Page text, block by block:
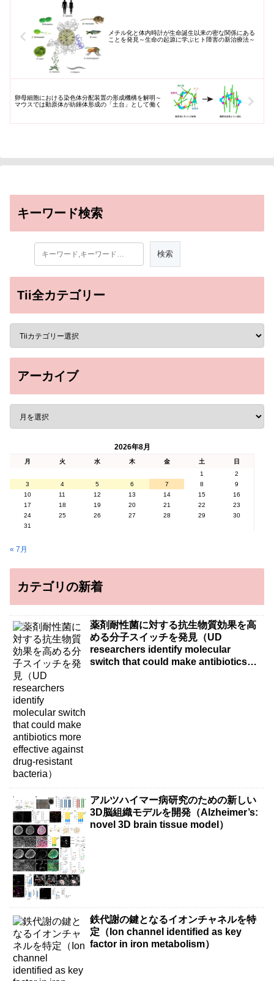
メチル化と体内時計が生命誕生以来の密な関係にある
ことを発見～生命の起源に学ぶヒト障害の新治療法～
卵母細胞における染色体分配装置の形成機構を解明～
マウスでは動原体が紡錘体形成の「土台」として働く
キーワード検索
Tii全カテゴリー
アーカイブ
2026年8月
月 火 水 木 金 土
日
1
2
3
4 5 6 7 8
9
10
11 12 13 14 15
16
17
18 19 20 21 22
23
24
25 26 27 28 29
30
31
« 7月
カテゴリの新着
薬剤耐性菌に対する抗生物質効果を高
める分子スイッチを発見（UD
researchers identify molecular
switch that could make antibiotics
アルツハイマー病研究のための新しい
3D脳組織モデルを開発（Alzheimer’s:
novel 3D brain tissue model）
鉄代謝の鍵となるイオンチャネルを特
定（Ion channel identified as key
factor in iron metabolism）